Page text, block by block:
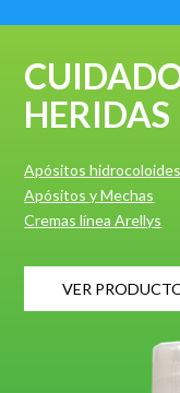
HERIDAS
Apósitos hidrocoloides
Apósitos y Mechas
Cremas línea Arellys
VER